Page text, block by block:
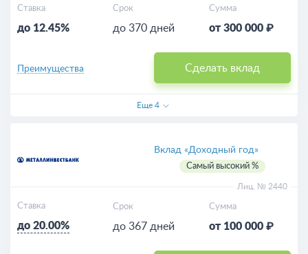
Ставка
до 12.45%
Срок
до 370 дней
Сумма
от 300 000 ₽
Сделать вклад
Преимущества
Еще 4
Вклад «Доходный год»
Самый высокий %
Лиц. № 2440
Ставка
до 20.00%
Срок
до 367 дней
Сумма
от 100 000 ₽